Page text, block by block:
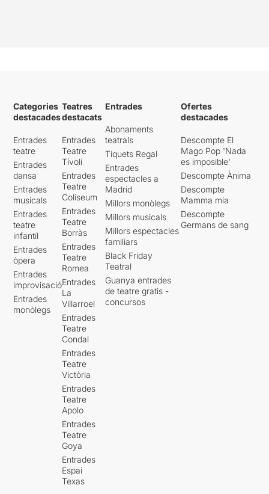
Categories
destacades
Entrades
teatre
Entrades
dansa
Entrades
musicals
Entrades
teatre
infantil
Entrades
òpera
Entrades
improvisació
Entrades
monòlegs
Teatres
destacats
Entrades
Teatre
Tívoli
Entrades
Teatre
Coliseum
Entrades
Teatre
Borràs
Entrades
Teatre
Romea
Entrades
La
Villarroel
Entrades
Teatre
Condal
Entrades
Teatre
Victòria
Entrades
Teatre
Apolo
Entrades
Teatre
Goya
Entrades
Espai
Texas
Entrades
Abonaments
teatrals
Tiquets Regal
Entrades
espectacles a
Madrid
Millors monòlegs
Millors musicals
Millors espectacles
familiars
Black Friday
Teatral
Guanya entrades
de teatre gratis -
concursos
Ofertes
destacades
Descompte El
Mago Pop 'Nada
es imposible'
Descompte Ànima
Descompte
Mamma mia
Descompte
Germans de sang